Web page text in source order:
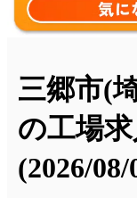
三郷市(
の工場
(2026/